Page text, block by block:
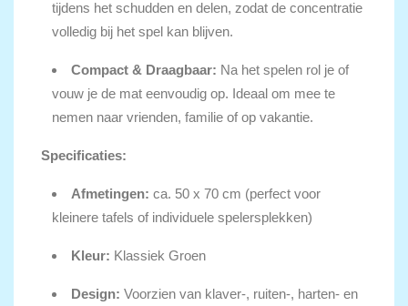
tijdens het schudden en delen, zodat de concentratie
volledig bij het spel kan blijven.
Compact & Draagbaar: Na het spelen rol je of
vouw je de mat eenvoudig op. Ideaal om mee te
nemen naar vrienden, familie of op vakantie.
Specificaties:
Afmetingen: ca. 50 x 70 cm (perfect voor
kleinere tafels of individuele spelersplekken)
Kleur: Klassiek Groen
Design: Voorzien van klaver-, ruiten-, harten- en